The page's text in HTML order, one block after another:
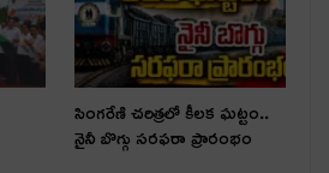
సింగరేణి చరిత్రలో కీలక ఘట్టం..
నైనీ బొగ్గు సరఫరా ప్రారంభం